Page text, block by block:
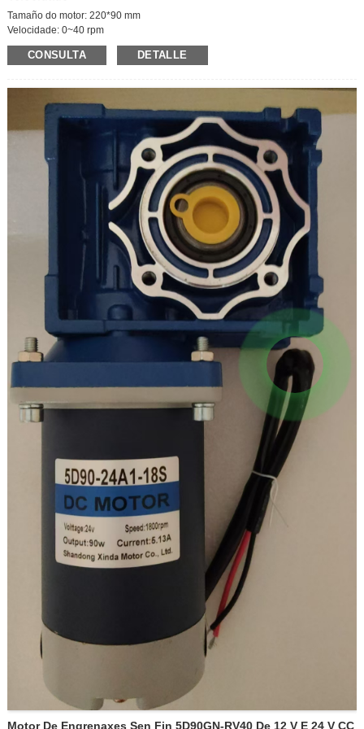
Tamaño do motor: 220*90 mm
Velocidade: 0~40 rpm
Voltaxe: 220 V
Potencia: 120 W
Velocidade do eixe: 0~40 rpm
Corrente: 0,87 A
Par máximo: 180 kg/cm
Tamaño do eixe de saída: 30 * 15 mm
Regulación de velocidade: regulable
Reversible xiratoria: Si
CONSULTA DETALLE
Motor De Engrenaxes Sen Fin 5D90GN-RV40 De 12 V E 24 V CC